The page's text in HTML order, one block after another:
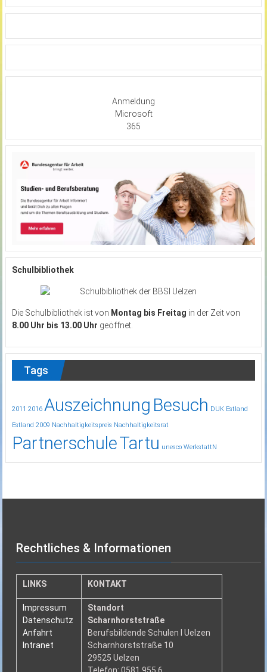
Anmeldung
Microsoft
365
Schulbibliothek
Die Schulbibliothek ist von Montag bis Freitag in der Zeit von
8.00 Uhr bis 13.00 Uhr geöffnet.
Tags
2011 2016 Auszeichnung Besuch DUK Estland
Estland 2009 Nachhaltigkeitspreis Nachhaltigkeitsrat
PartnerschuleTartu unesco WerkstattN
Rechtliches & Informationen
LINKS KONTAKT
Impressum
Datenschutz
Anfahrt
Intranet
Standort
Scharnhorststraße
Berufsbildende Schulen I Uelzen
Scharnhorststraße 10
29525 Uelzen
Telefon: 0581 955 6